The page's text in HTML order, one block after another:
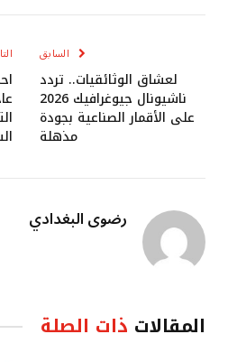
السابق
لعشاق الوثائقيات.. تردد
ناشيونال جيوغرافيك 2026
على الأقمار الصناعية بجودة
مذهلة
رضوى البغدادي
المقالات ذات الصلة